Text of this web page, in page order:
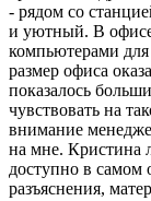
- рядом со
и уютный. В офисе
компьютерами
размер офиса
показалось
чувствовать на
внимание
на мне. Кристина
доступно в
разъяснения,